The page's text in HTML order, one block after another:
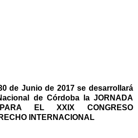
de Junio de 2017 se desarrollará
de Córdoba la JORNADA
PARA EL XXIX CONGRESO
INTERNACIONAL